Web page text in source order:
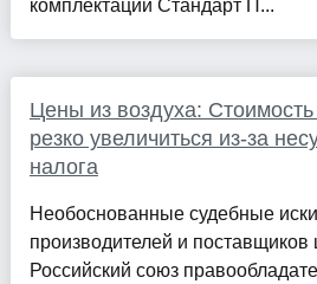
комплектации Стандарт П...
Цены из воздуха:
резко увеличиться из-за
налога
Необоснованные судебные
производителей и поставщиков
Российский союз